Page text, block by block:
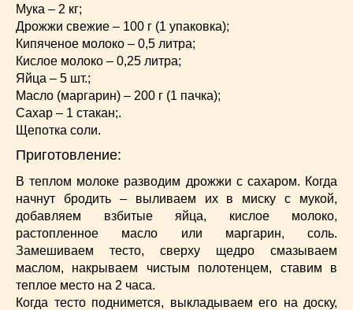
Мука – 2 кг;
Дрожжи свежие – 100 г (1 упаковка);
Кипяченое молоко – 0,5 литра;
Кислое молоко – 0,25 литра;
Яйца – 5 шт.;
Масло (маргарин) – 200 г (1 пачка);
Сахар – 1 стакан;.
Щепотка соли.
Приготовление:
В теплом молоке разводим дрожжи с сахаром. Когда
начнут бродить – выливаем их в миску с мукой,
добавляем взбитые яйца, кислое молоко,
растопленное масло или маргарин, соль.
Замешиваем тесто, сверху щедро смазываем
маслом, накрываем чистым полотенцем, ставим в
теплое место на 2 часа.
Когда тесто поднимется, выкладываем его на доску,